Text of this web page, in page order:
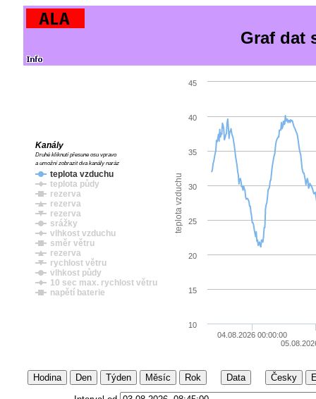
Graf dat
teplota vzduchu
teplota vzduchu
teplota půdy
rezerva
rezerva
rezerva
srážky
vlhkost vzduchu
směr větru
rezerva
rychlost větru
vlhkost půdy
10 sec max. rychlost větru
napětí baterie
Kanály
Druhé kliknutí přesune osu vpravo
a umožní zobrazit dva kanály naráz
04.08.2026 00:00:00
10
15
20
25
30
35
40
45
Hodina Den Týden Měsíc Rok Data Česky